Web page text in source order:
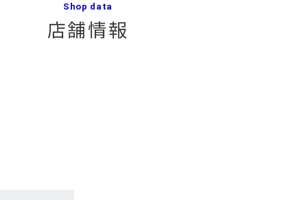
Shop data
店舗情報